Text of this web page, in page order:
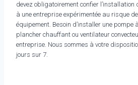
devez obligatoirement confier
à une entreprise expérimentée au risque
équipement. Besoin d’installer une pompe
plancher chauffant ou ventilateur
entreprise. Nous sommes à votre
jours sur 7.